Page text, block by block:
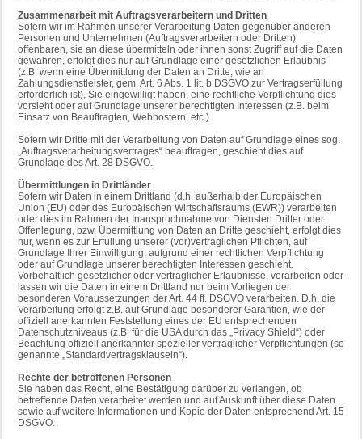
Zusammenarbeit mit Auftragsverarbeitern und Dritten
Sofern wir im Rahmen unserer Verarbeitung Daten gegenüber anderen
Personen und Unternehmen (Auftragsverarbeitern oder Dritten)
offenbaren, sie an diese übermitteln oder ihnen sonst Zugriff auf die Daten
gewähren, erfolgt dies nur auf Grundlage einer gesetzlichen Erlaubnis
(z.B. wenn eine Übermittlung der Daten an Dritte, wie an
Zahlungsdienstleister, gem. Art. 6 Abs. 1 lit. b DSGVO zur Vertragserfüllung
erforderlich ist), Sie eingewilligt haben, eine rechtliche Verpflichtung dies
vorsieht oder auf Grundlage unserer berechtigten Interessen (z.B. beim
Einsatz von Beauftragten, Webhostern, etc.).
Sofern wir Dritte mit der Verarbeitung von Daten auf Grundlage eines sog.
„Auftragsverarbeitungsvertrages“ beauftragen, geschieht dies auf
Grundlage des Art. 28 DSGVO.
Übermittlungen in Drittländer
Sofern wir Daten in einem Drittland (d.h. außerhalb der Europäischen
Union (EU) oder des Europäischen Wirtschaftsraums (EWR)) verarbeiten
oder dies im Rahmen der Inanspruchnahme von Diensten Dritter oder
Offenlegung, bzw. Übermittlung von Daten an Dritte geschieht, erfolgt dies
nur, wenn es zur Erfüllung unserer (vor)vertraglichen Pflichten, auf
Grundlage Ihrer Einwilligung, aufgrund einer rechtlichen Verpflichtung
oder auf Grundlage unserer berechtigten Interessen geschieht.
Vorbehaltlich gesetzlicher oder vertraglicher Erlaubnisse, verarbeiten oder
lassen wir die Daten in einem Drittland nur beim Vorliegen der
besonderen Voraussetzungen der Art. 44 ff. DSGVO verarbeiten. D.h. die
Verarbeitung erfolgt z.B. auf Grundlage besonderer Garantien, wie der
offiziell anerkannten Feststellung eines der EU entsprechenden
Datenschutzniveaus (z.B. für die USA durch das „Privacy Shield“) oder
Beachtung offiziell anerkannter spezieller vertraglicher Verpflichtungen (so
genannte „Standardvertragsklauseln“).
Rechte der betroffenen Personen
Sie haben das Recht, eine Bestätigung darüber zu verlangen, ob
betreffende Daten verarbeitet werden und auf Auskunft über diese Daten
sowie auf weitere Informationen und Kopie der Daten entsprechend Art. 15
DSGVO.